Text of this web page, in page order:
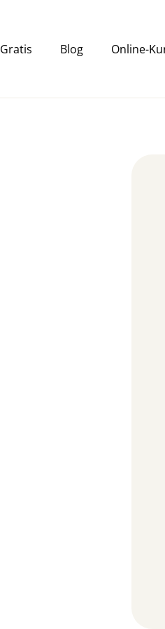
Gratis Blog Online-